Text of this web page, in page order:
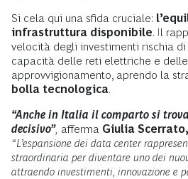
Si cela qui una sfida cruciale:
infrastruttura disponibile. Il
velocità degli investimenti rischia
capacità delle reti elettriche e
approvvigionamento, aprendo la
bolla tecnologica.
“Anche in Italia il comparto si
decisivo”, afferma Giulia
“L’espansione dei data center
straordinaria per diventare uno dei
attraendo investimenti, innovazione e